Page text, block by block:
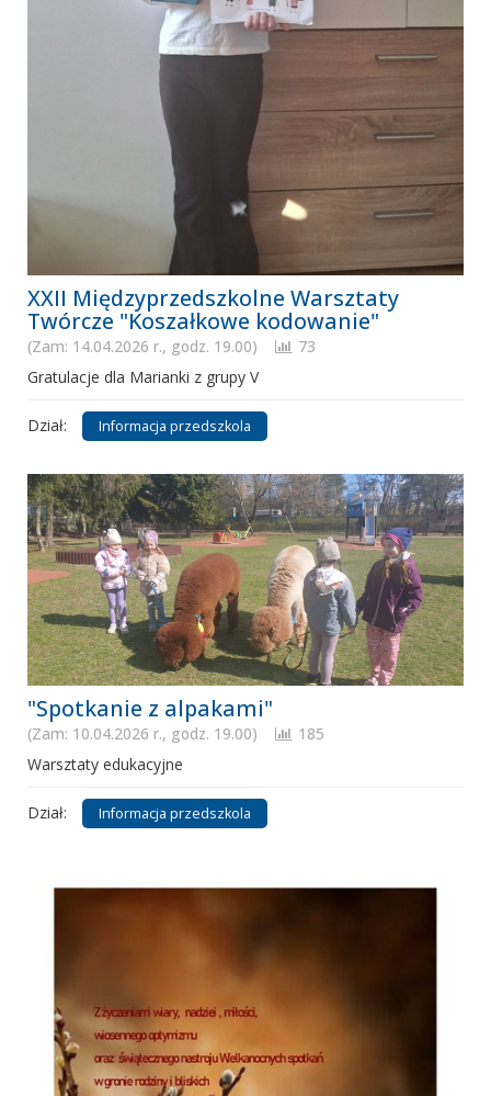
XXII Międzyprzedszkolne Warsztaty
Twórcze "Koszałkowe kodowanie"
(Zam: 14.04.2026 r., godz. 19.00)
73
Gratulacje dla Marianki z grupy V
Dział: Informacja przedszkola
"Spotkanie z alpakami"
(Zam: 10.04.2026 r., godz. 19.00)
185
Warsztaty edukacyjne
Dział: Informacja przedszkola